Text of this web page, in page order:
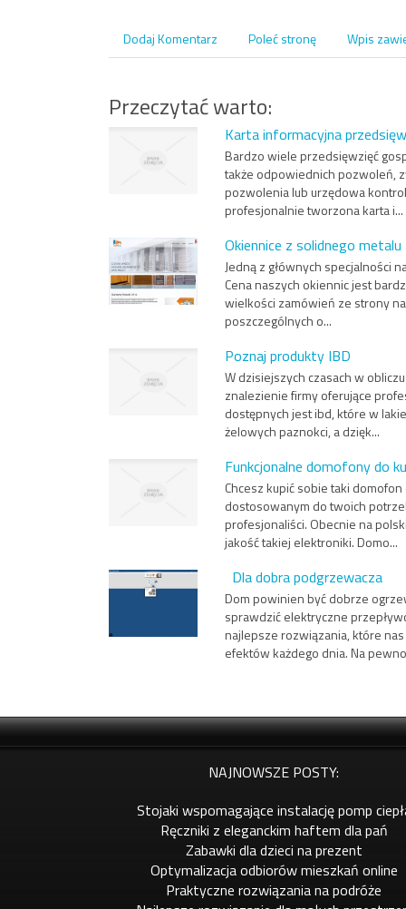
Dodaj Komentarz Poleć stronę Wpis
Przeczytać warto:
Karta informacyjna
Bardzo wiele przedsięwzięć
także odpowiednich pozwoleń,
pozwolenia lub urzędowa
profesjonalnie tworzona karta i...
Okiennice z solidnego metalu
Jedną z głównych specjalności
Cena naszych okiennic jest
wielkości zamówień ze strony
poszczególnych o...
Poznaj produkty IBD
W dzisiejszych czasach w
znalezienie firmy oferujące
dostępnych jest ibd, które w
żelowych paznokci, a dzięk...
Funkcjonalne domofony do
Chcesz kupić sobie taki
dostosowanym do twoich
profesjonaliści. Obecnie na
jakość takiej elektroniki. Domo...
Dla dobra podgrzewacza
Dom powinien być dobrze
sprawdzić elektryczne
najlepsze rozwiązania, które
efektów każdego dnia. Na
NAJNOWSZE POSTY:
Stojaki wspomagające instalację pomp
Ręczniki z eleganckim haftem dla pań
Zabawki dla dzieci na prezent
Optymalizacja odbiorów mieszkań online
Praktyczne rozwiązania na podróże